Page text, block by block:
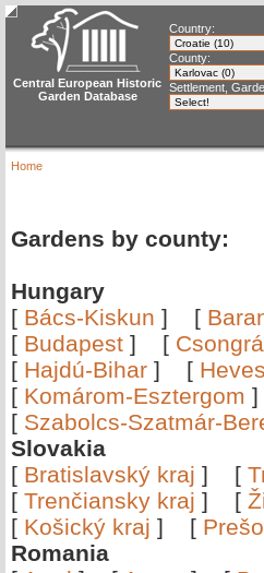
Central European Historic
Garden Database
Country:
County:
Settlement,
Home
Gardens by county:
Hungary
[ Bács-Kiskun ] [
[ Budapest ] [
[ Hajdú-Bihar ] [ Heves
[ Komárom-Esztergom
[ Szabolcs-Szatmár-
Slovakia
[ Bratislavský kraj ] [
[ Trenčiansky kraj ] [
[ Košický kraj ] [
Romania